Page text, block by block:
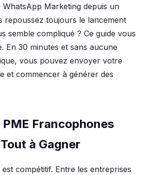
Marketing depuis un
repoussez toujours le lancement
semble compliqué ? Ce guide vous
En 30 minutes et sans aucune
vous pouvez envoyer votre
et commencer à générer des
PME Francophones
à Gagner
compétitif. Entre les entreprises